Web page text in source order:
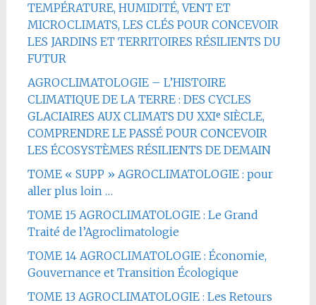
TEMPÉRATURE, HUMIDITÉ, VENT ET
MICROCLIMATS, LES CLÉS POUR CONCEVOIR
LES JARDINS ET TERRITOIRES RÉSILIENTS DU
FUTUR
AGROCLIMATOLOGIE – L’HISTOIRE
CLIMATIQUE DE LA TERRE : DES CYCLES
GLACIAIRES AUX CLIMATS DU XXIᵉ SIÈCLE,
COMPRENDRE LE PASSÉ POUR CONCEVOIR
LES ÉCOSYSTÈMES RÉSILIENTS DE DEMAIN
TOME « SUPP » AGROCLIMATOLOGIE : pour
aller plus loin …
TOME 15 AGROCLIMATOLOGIE : Le Grand
Traité de l’Agroclimatologie
TOME 14 AGROCLIMATOLOGIE : Économie,
Gouvernance et Transition Écologique
TOME 13 AGROCLIMATOLOGIE : Les Retours